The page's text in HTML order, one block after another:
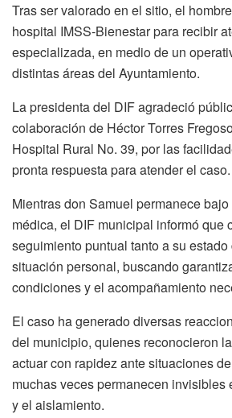
Tras ser valorado en el sitio, el
hospital IMSS-Bienestar para recibir
especializada, en medio de un
distintas áreas del Ayuntamiento.
La presidenta del DIF agradeció
colaboración de Héctor Torres
Hospital Rural No. 39, por las
pronta respuesta para atender el caso.
Mientras don Samuel permanece
médica, el DIF municipal informó que
seguimiento puntual tanto a su
situación personal, buscando
condiciones y el acompañamiento
El caso ha generado diversas
del municipio, quienes reconocieron
actuar con rapidez ante situaciones
muchas veces permanecen invisibles
y el aislamiento.